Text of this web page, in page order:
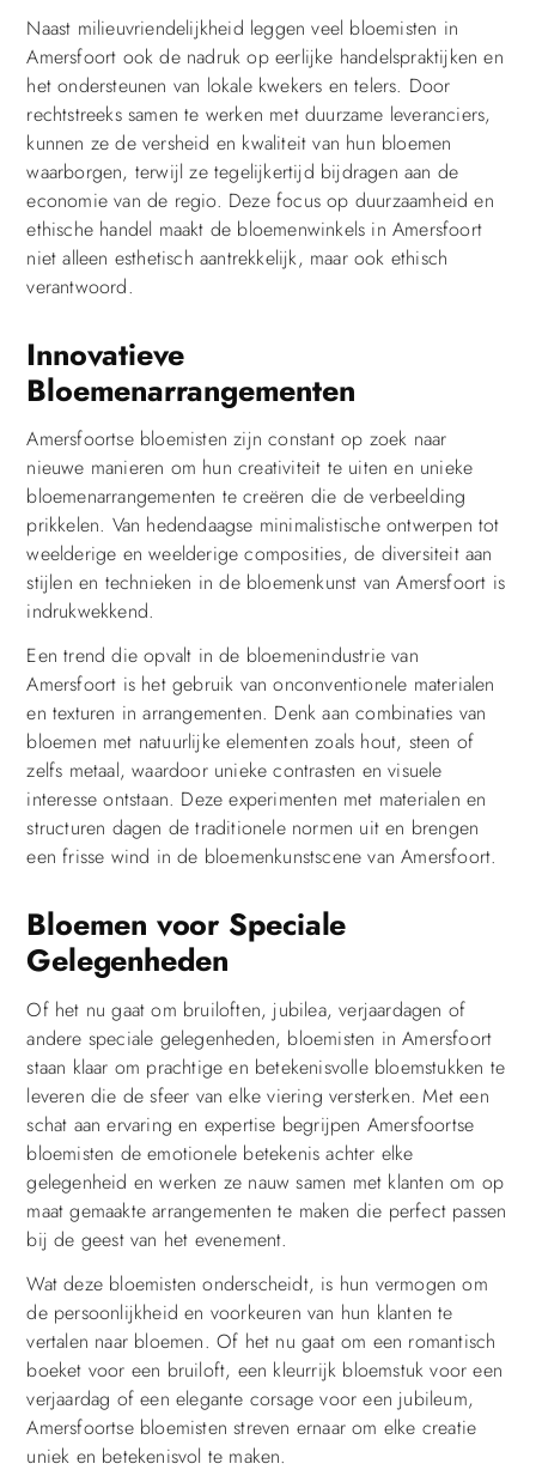
Naast milieuvriendelijkheid leggen veel bloemisten in
Amersfoort ook de nadruk op eerlijke handelspraktijken en
het ondersteunen van lokale kwekers en telers. Door
rechtstreeks samen te werken met duurzame leveranciers,
kunnen ze de versheid en kwaliteit van hun bloemen
waarborgen, terwijl ze tegelijkertijd bijdragen aan de
economie van de regio. Deze focus op duurzaamheid en
ethische handel maakt de bloemenwinkels in Amersfoort
niet alleen esthetisch aantrekkelijk, maar ook ethisch
verantwoord.
Innovatieve
Bloemenarrangementen
Amersfoortse bloemisten zijn constant op zoek naar
nieuwe manieren om hun creativiteit te uiten en unieke
bloemenarrangementen te creëren die de verbeelding
prikkelen. Van hedendaagse minimalistische ontwerpen tot
weelderige en weelderige composities, de diversiteit aan
stijlen en technieken in de bloemenkunst van Amersfoort is
indrukwekkend.
Een trend die opvalt in de bloemenindustrie van
Amersfoort is het gebruik van onconventionele materialen
en texturen in arrangementen. Denk aan combinaties van
bloemen met natuurlijke elementen zoals hout, steen of
zelfs metaal, waardoor unieke contrasten en visuele
interesse ontstaan. Deze experimenten met materialen en
structuren dagen de traditionele normen uit en brengen
een frisse wind in de bloemenkunstscene van Amersfoort.
Bloemen voor Speciale
Gelegenheden
Of het nu gaat om bruiloften, jubilea, verjaardagen of
andere speciale gelegenheden, bloemisten in Amersfoort
staan klaar om prachtige en betekenisvolle bloemstukken te
leveren die de sfeer van elke viering versterken. Met een
schat aan ervaring en expertise begrijpen Amersfoortse
bloemisten de emotionele betekenis achter elke
gelegenheid en werken ze nauw samen met klanten om op
maat gemaakte arrangementen te maken die perfect passen
bij de geest van het evenement.
Wat deze bloemisten onderscheidt, is hun vermogen om
de persoonlijkheid en voorkeuren van hun klanten te
vertalen naar bloemen. Of het nu gaat om een romantisch
boeket voor een bruiloft, een kleurrijk bloemstuk voor een
verjaardag of een elegante corsage voor een jubileum,
Amersfoortse bloemisten streven ernaar om elke creatie
uniek en betekenisvol te maken.